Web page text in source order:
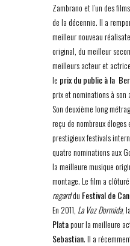
Zambrano et l’un des
de la décennie. Il a
meilleur nouveau
original, du meilleur
meilleurs acteur et
le prix du public à la
prix et nominations à son
Son deuxième long
reçu de nombreux
prestigieux festivals
quatre nominations aux
la meilleure musique
montage. Le film a
regarddu Festival de
En 2011, La Voz Dormida,
Platapour la meilleure
Sebastian. Il a